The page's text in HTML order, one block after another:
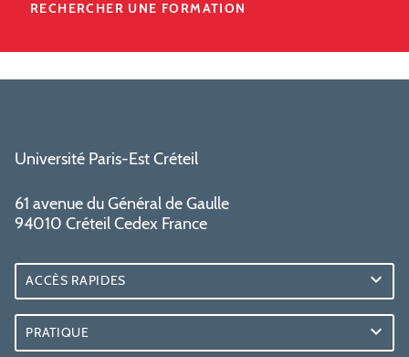
RECHERCHER UNE FORMATION
Université Paris-Est Créteil
61 avenue du Général de Gaulle
94010 Créteil Cedex France
ACCÈS RAPIDES
PRATIQUE